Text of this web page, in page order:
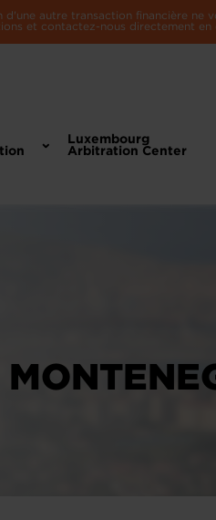
autre transaction financière
et contactez-nous directement en
Luxembourg
Arbitration Center